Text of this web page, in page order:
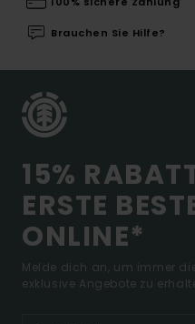
Brauchen Sie Hilfe?
15%
ERSTE
ONLINE*
Melde dich an, um immer
exklusive Angebote zu